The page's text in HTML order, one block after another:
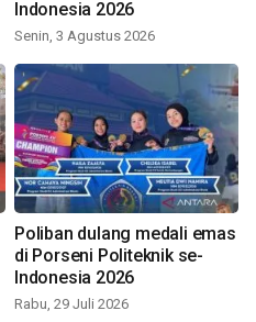
Indonesia 2026
Senin, 3 Agustus 2026
Poliban dulang medali emas
di Porseni Politeknik se-
Indonesia 2026
Rabu, 29 Juli 2026